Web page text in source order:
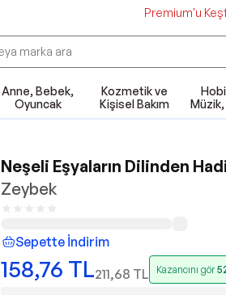
Premium'u
Anne, Bebek,
Oyuncak
Kozmetik ve
Kişisel Bakım
Müzik,
Neşeli Eşyaların Dilinden
Zeybek
Sepette İndirim
158,76 TL211,68 TL Kazancını gör